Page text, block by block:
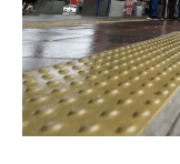
Porto
Alegre
após
as
chuvas